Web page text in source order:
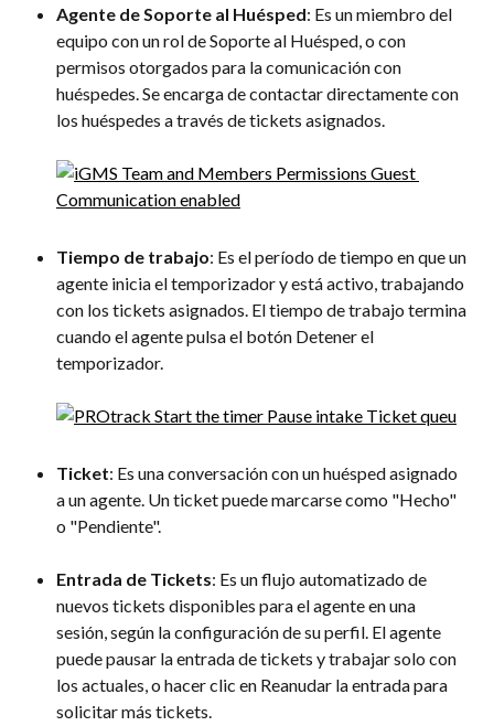
Agente de Soporte al Huésped: Es un miembro del
equipo con un rol de Soporte al Huésped, o con
permisos otorgados para la comunicación con
huéspedes. Se encarga de contactar directamente con
los huéspedes a través de tickets asignados.
Tiempo de trabajo: Es el período de tiempo en que un
agente inicia el temporizador y está activo, trabajando
con los tickets asignados. El tiempo de trabajo termina
cuando el agente pulsa el botón Detener el
temporizador.
Ticket: Es una conversación con un huésped asignado
a un agente. Un ticket puede marcarse como "Hecho"
o "Pendiente".
Entrada de Tickets: Es un flujo automatizado de
nuevos tickets disponibles para el agente en una
sesión, según la configuración de su perfil. El agente
puede pausar la entrada de tickets y trabajar solo con
los actuales, o hacer clic en Reanudar la entrada para
solicitar más tickets.